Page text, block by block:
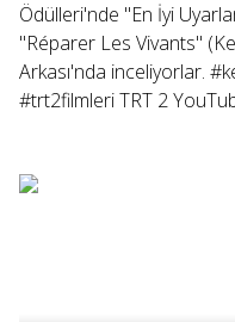
Ödülleri'nde "En İyi
"Réparer Les Vivants"
Arkası'nda inceliyorlar.
#trt2filmleri TRT 2